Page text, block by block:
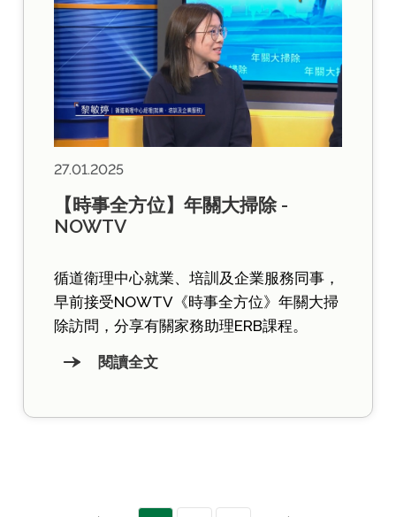
27.01.2025
【時事全方位】年關大掃除 -
NOWTV
循道衛理中心就業、培訓及企業服務同事，
早前接受NOWTV《時事全方位》年關大掃
除訪問，分享有關家務助理ERB課程。
閱讀全文